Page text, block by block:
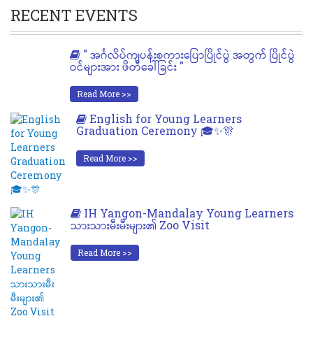
RECENT EVENTS
" အင်္ဂလိပ်ကျပန်းစကားပြောပြိုင်ပွဲ အတွက် ပြိုင်ပွဲ
ဝင်များအား ဖိတ်ခေါ်ခြင်း "
Read More >>
English for Young Learners
Graduation Ceremony 🎓✨🎊
Read More >>
IH Yangon-Mandalay Young Learners
သားသားမီးမီးများ၏ Zoo Visit
Read More >>